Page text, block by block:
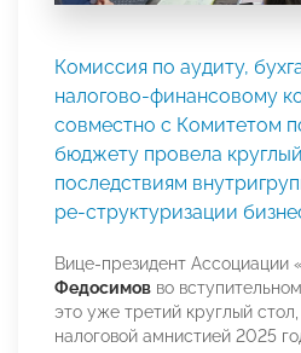
Комиссия по аудиту,
налогово-финансовому
совместно с Комитетом
бюджету провела
последствиям
ре-структуризации
Вице-президент
Федосимов во
это уже третий круглый
налоговой амнистией 2025